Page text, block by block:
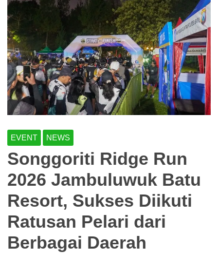
EVENT NEWS
Songgoriti Ridge Run
2026 Jambuluwuk Batu
Resort, Sukses Diikuti
Ratusan Pelari dari
Berbagai Daerah